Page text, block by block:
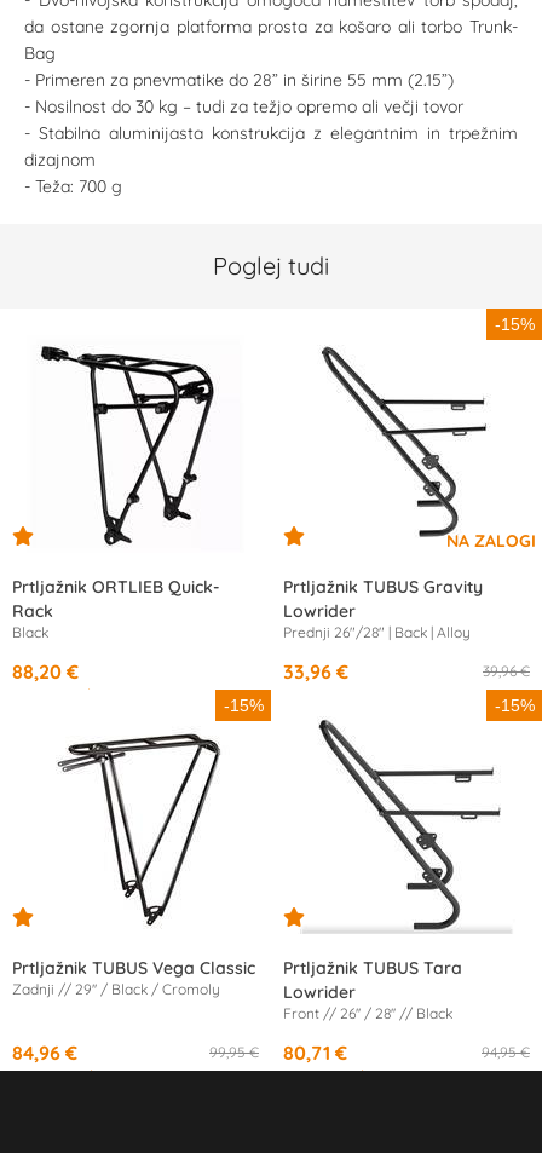
da ostane zgornja platforma prosta za košaro ali torbo Trunk-
Bag
- Primeren za pnevmatike do 28” in širine 55 mm (2.15”)
- Nosilnost do 30 kg – tudi za težjo opremo ali večji tovor
- Stabilna aluminijasta konstrukcija z elegantnim in trpežnim
dizajnom
- Teža: 700 g
Poglej tudi
Prtljažnik ORTLIEB Quick-
Rack
Black
88,20 €
/mesec
-15%
Prtljažnik TUBUS Gravity
Lowrider
Prednji 26"/28" | Back | Alloy
39,96 €
33,96 €
-15%
Prtljažnik TUBUS Vega Classic
Zadnji // 29'' / Black / Cromoly
99,95 €
84,96 €
od15,66 €/mesec
-15%
Prtljažnik TUBUS Tara
Lowrider
Front // 26'' / 28'' // Black
94,95 €
80,71 €
od14,92 €/mesec